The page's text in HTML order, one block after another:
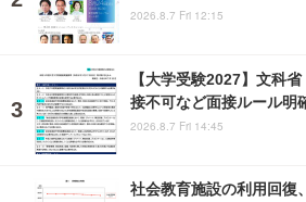
2026.8.7 Fri 12:15
【大学受験2027】文科
接不可など面接ルール明
2026.8.7 Fri 14:45
社会教育施設の利用回復